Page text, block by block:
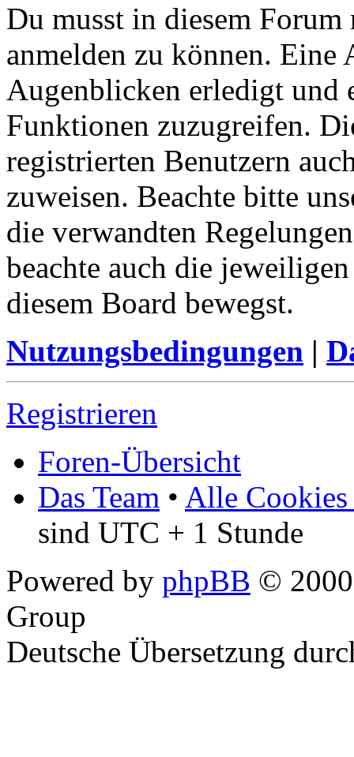
Du musst in diesem
anmelden zu können.
Augenblicken erledigt und
Funktionen zuzugreifen.
registrierten Benutzern
zuweisen. Beachte bitte
die verwandten
beachte auch die
diesem Board bewegst.
Nutzungsbedingungen |
Registrieren
Foren-Übersicht
Das Team • Alle Cookies
sind UTC + 1 Stunde
Powered by phpBB ©
Group
Deutsche Übersetzung